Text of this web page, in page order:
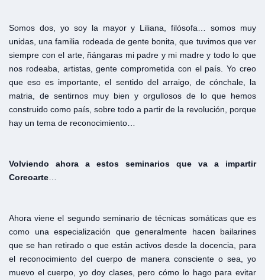
Somos dos, yo soy la mayor y Liliana, filósofa… somos muy
unidas, una familia rodeada de gente bonita, que tuvimos que ver
siempre con el arte, ñángaras mi padre y mi madre y todo lo que
nos rodeaba, artistas, gente comprometida con el país. Yo creo
que eso es importante, el sentido del arraigo, de cónchale, la
matria, de sentirnos muy bien y orgullosos de lo que hemos
construido como país, sobre todo a partir de la revolución, porque
hay un tema de reconocimiento…
Volviendo ahora a estos seminarios que va a
impartir
Coreoarte
Ahora viene el segundo seminario de técnicas somáticas que es
como una especialización que generalmente hacen bailarines
que se han retirado o que están activos desde la docencia, para
el reconocimiento del cuerpo de manera consciente o sea, yo
muevo el cuerpo, yo doy clases, pero cómo lo hago para evitar